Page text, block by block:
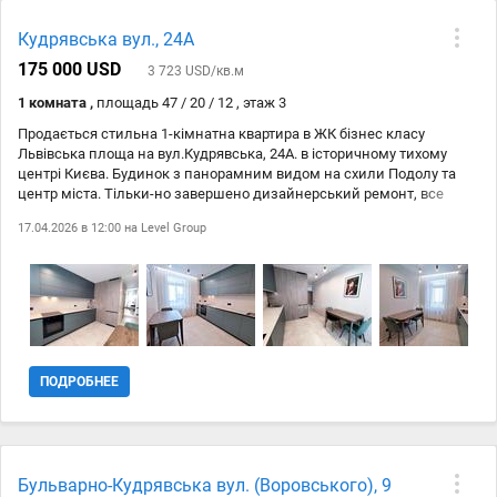
Кудрявська вул., 24А
175 000 USD
3 723 USD/кв.м
1 комната , площадь 47 / 20 / 12 , этаж 3
Продається стильна 1-кімнатна квартира в ЖК бізнес класу
Львівська площа на вул.Кудрявська, 24А. в історичному тихому
центрі Києва. Будинок з панорамним видом на схили Подолу та
центр міста. Тільки-но завершено дизайнерський ремонт, все
продумано до дрібниць: інтерєр у стильних природних тонах,
та багато місця для зберігання речей. Ідеально для тих, хто цінує
естетику та високу якість життя. Квартира облаштована
німецькими меблями та преміальною технікою від провідних
світових виробників: Liebherr, Miele. Є посудомийна машина,
підігрів підлоги — ви самі регулюєте свій затишок та витрати.
Також є просторий закритий балкон. Комплекс розташований на
район з розвиненою інфраструктурою: поруч супермаркети, ринки
Житній і Лукянівський, ресторани, спортклуби, Львівська площа,
17.04.2026 в 12:00 на Level Group
ПОДРОБНЕЕ
Бульварно-Кудрявська вул. (Воровського), 9